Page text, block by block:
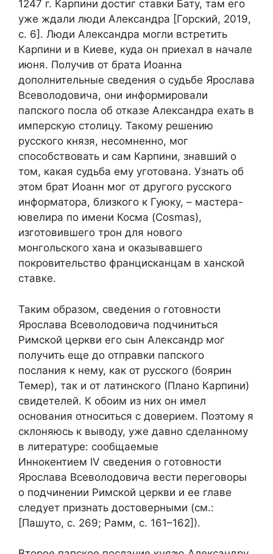
1247 г. Карпини достиг ставки Бату, там его
уже ждали люди Александра [Горский, 2019,
с. 6]. Люди Александра могли встретить
Карпини и в Киеве, куда он приехал в начале
июня. Получив от брата Иоанна
дополнительные сведения о судьбе Ярослава
Всеволодовича, они информировали
папского посла об отказе Александра ехать в
имперскую столицу. Такому решению
русского князя, несомненно, мог
способствовать и сам Карпини, знавший о
том, какая судьба ему уготована. Узнать об
этом брат Иоанн мог от другого русского
информатора, близкого к Гуюку, – мастера-
ювелира по имени Косма (Cosmas),
изготовившего трон для нового
монгольского хана и оказывавшего
покровительство францисканцам в ханской
ставке.
Таким образом, сведения о готовности
Ярослава Всеволодовича подчиниться
Римской церкви его сын Александр мог
получить еще до отправки папского
послания к нему, как от русского (боярин
Темер), так и от латинского (Плано Карпини)
свидетелей. К обоим из них он имел
основания относиться с доверием. Поэтому я
склоняюсь к выводу, уже давно сделанному
в литературе: сообщаемые
Иннокентием IV сведения о готовности
Ярослава Всеволодовича вести переговоры
о подчинении Римской церкви и ее главе
следует признать достоверными (см.:
[Пашуто, с. 269; Рамм, с. 161–162]).